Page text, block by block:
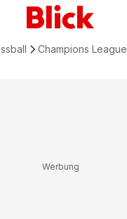
Champions League